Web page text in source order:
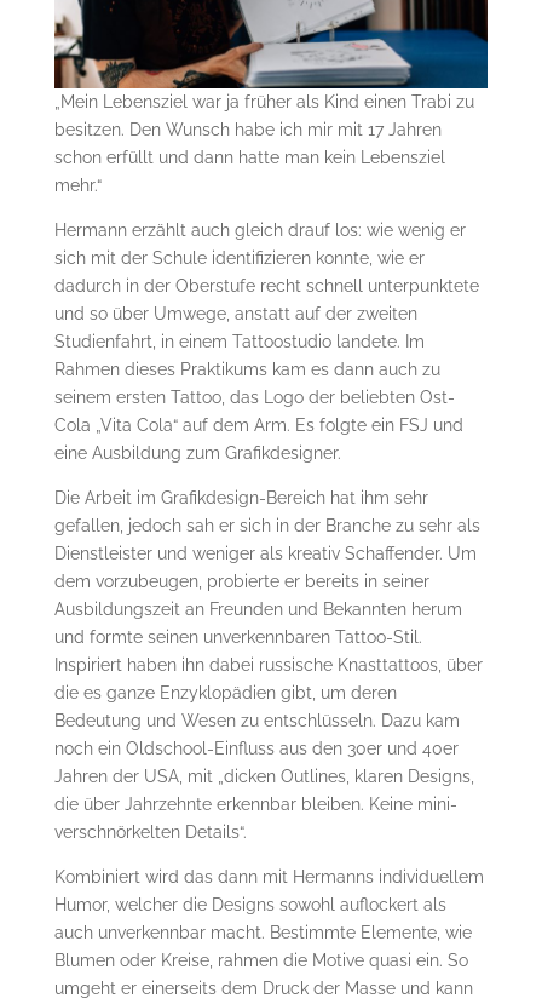
„Mein Lebensziel war ja früher als Kind einen Trabi zu
besitzen. Den Wunsch habe ich mir mit 17 Jahren
schon erfüllt und dann hatte man kein Lebensziel
mehr.“
Hermann erzählt auch gleich drauf los: wie wenig er
sich mit der Schule identifizieren konnte, wie er
dadurch in der Oberstufe recht schnell unterpunktete
und so über Umwege, anstatt auf der zweiten
Studienfahrt, in einem Tattoostudio landete. Im
Rahmen dieses Praktikums kam es dann auch zu
seinem ersten Tattoo, das Logo der beliebten Ost-
Cola „Vita Cola“ auf dem Arm. Es folgte ein FSJ und
eine Ausbildung zum Grafikdesigner.
Die Arbeit im Grafikdesign-Bereich hat ihm sehr
gefallen, jedoch sah er sich in der Branche zu sehr als
Dienstleister und weniger als kreativ Schaffender. Um
dem vorzubeugen, probierte er bereits in seiner
Ausbildungszeit an Freunden und Bekannten herum
und formte seinen unverkennbaren Tattoo-Stil.
Inspiriert haben ihn dabei russische Knasttattoos, über
die es ganze Enzyklopädien gibt, um deren
Bedeutung und Wesen zu entschlüsseln. Dazu kam
noch ein Oldschool-Einfluss aus den 30er und 40er
Jahren der USA, mit „dicken Outlines, klaren Designs,
die über Jahrzehnte erkennbar bleiben. Keine mini-
verschnörkelten Details“.
Kombiniert wird das dann mit Hermanns individuellem
Humor, welcher die Designs sowohl auflockert als
auch unverkennbar macht. Bestimmte Elemente, wie
Blumen oder Kreise, rahmen die Motive quasi ein. So
umgeht er einerseits dem Druck der Masse und kann